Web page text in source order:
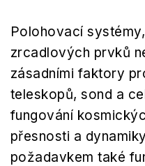
Polohovací
zrcadlových prvků
zásadními faktory
teleskopů, sond a
fungování
přesnosti a
požadavkem také